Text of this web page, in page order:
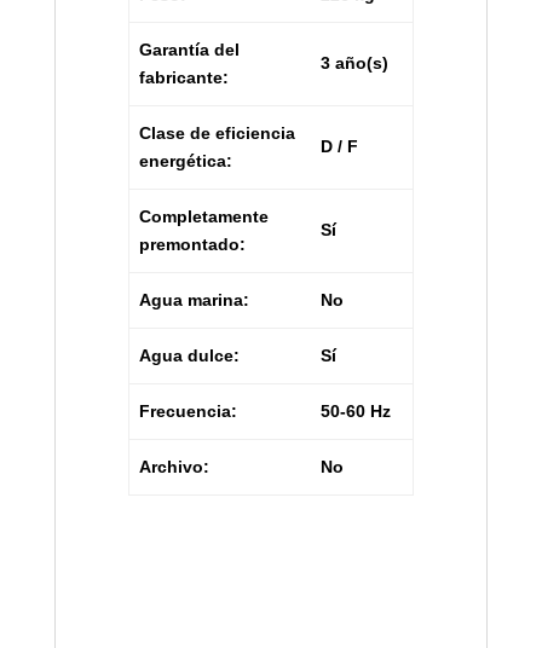
Garantía del
fabricante:
3 año(s)
Clase de eficiencia
energética:
D / F
Completamente
premontado:
Sí
Agua marina: No
Agua dulce: Sí
Frecuencia: 50-60 Hz
Archivo: No